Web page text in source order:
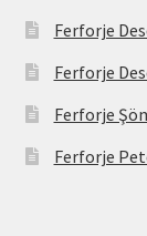
Ferforje
Ferforje
Ferforje
Ferforje